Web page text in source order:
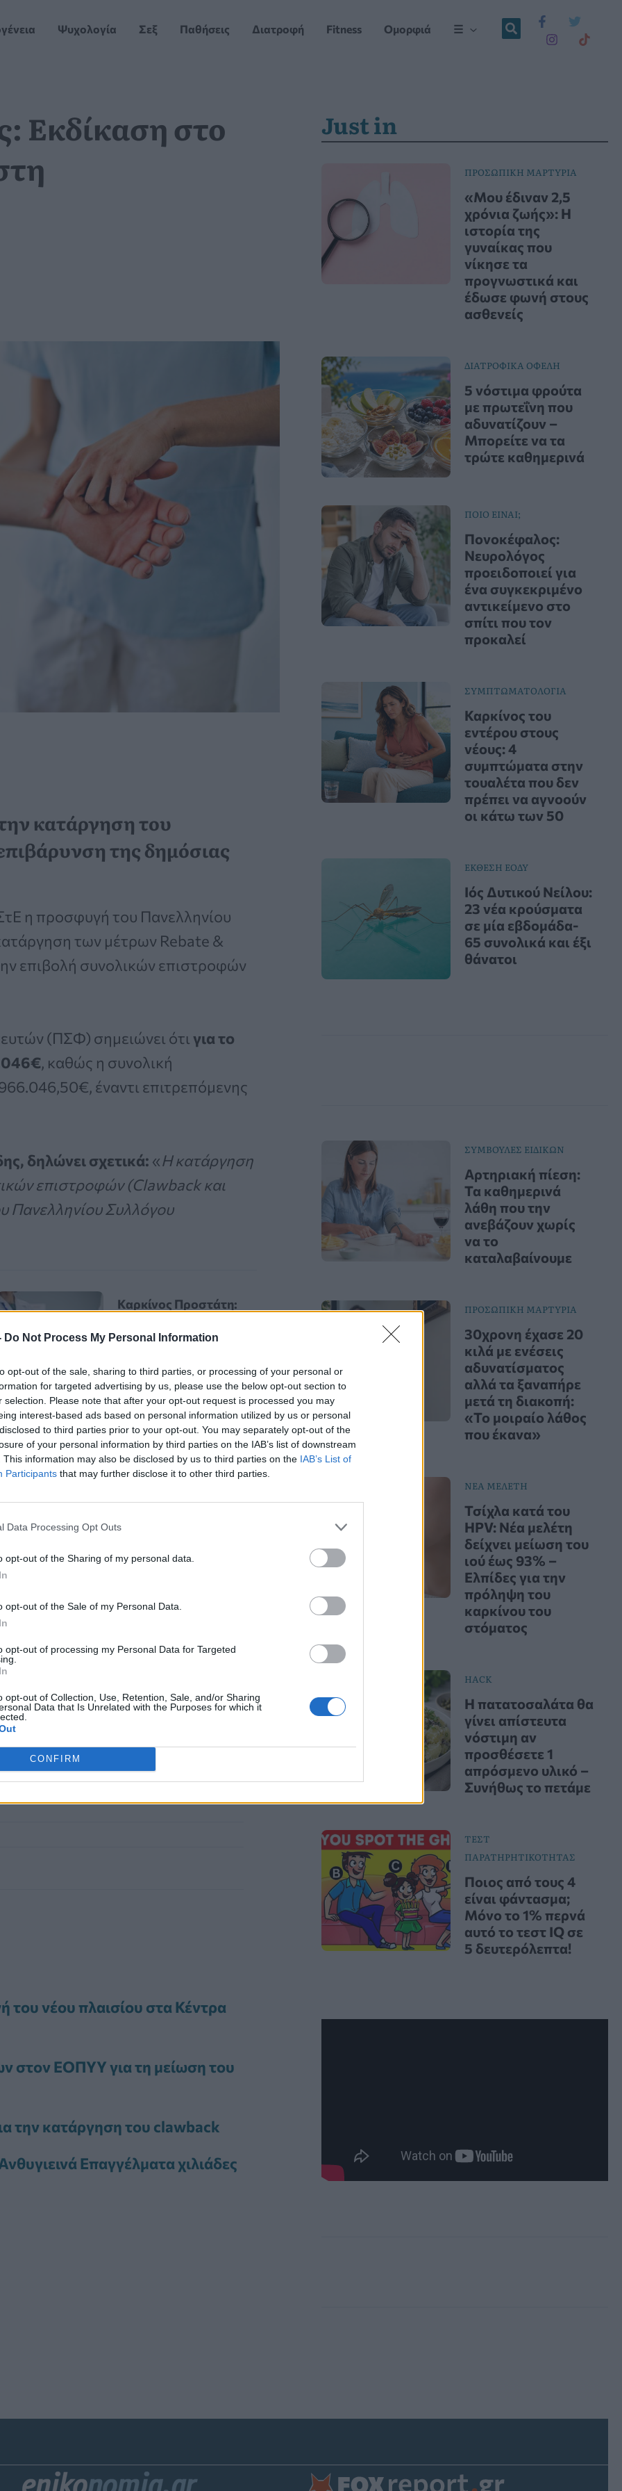
Do Not Process My Personal Information
opt-out of the sale, sharing to third parties, or processing of your personal or
for targeted advertising by us, please use the below opt-out section to
selection. Please note that after your opt-out request is processed you may
interest-based ads based on personal information utilized by us or personal
to third parties prior to your opt-out. You may separately opt-out of the
of your personal information by third parties on the IAB’s list of downstream
This information may also be disclosed by us to third parties on the IAB’s List of
Participants that may further disclose it to other third parties.
Data Processing Opt Outs
opt-out of the Sharing of my personal data.
opt-out of the Sale of my Personal Data.
opt-out of processing my Personal Data for Targeted
opt-out of Collection, Use, Retention, Sale, and/or Sharing
Data that Is Unrelated with the Purposes for which it
CONFIRM
Ψυχολογία Σεξ Παθήσεις Διατροφή Fitness Ομορφιά ☰
Εκδίκαση στο
κατάργηση του
της δημόσιας
η προσφυγή του Πανελληνίου
των μέτρων Rebate &
επιβολή συνολικών επιστροφών
(ΠΣΦ) σημειώνει ότιγια το
, καθώς η συνολική
έναντι επιτρεπόμενης
δηλώνει σχετικά: «Η κατάργηση
επιστροφών (Clawback και
Πανελληνίου Συλλόγου
Καρκίνος Προστάτη:
Επεμβατική Εστιακή
στους πολίτες, 1.981.605
κλάδος που παρέχει υπηρεσίες
αυτά και έχοντας αποδείξει
αξία της Φυσικοθεραπείας στο
ποσά επιστροφών, από έναν
καμία άλλη ευρωπαϊκή χώρα, αλλά
επίπεδο».
Φυσικοθεραπείας και η Ευρωπαϊκή
τους «για δίκαιη
του νέου πλαισίου στα Κέντρα
στον ΕΟΠΥΥ για τη μείωση του
την κατάργηση του clawback
Επαγγέλματα χιλιάδες
Just in
ΠΡΟΣΩΠΙΚΗ ΜΑΡΤΥΡΙΑ
«Μου έδιναν 2,5
χρόνια ζωής»: Η
ιστορία της
γυναίκας που
νίκησε τα
προγνωστικά και
έδωσε φωνή στους
ασθενείς
ΔΙΑΤΡΟΦΙΚΑ ΟΦΕΛΗ
5 νόστιμα φρούτα
με πρωτεΐνη που
αδυνατίζουν –
Μπορείτε να τα
τρώτε καθημερινά
ΠΟΙΟ ΕΙΝΑΙ;
Πονοκέφαλος:
Νευρολόγος
προειδοποιεί για
ένα συγκεκριμένο
αντικείμενο στο
σπίτι που τον
προκαλεί
ΣΥΜΠΤΩΜΑΤΟΛΟΓΙΑ
Καρκίνος του
εντέρου στους
νέους: 4
συμπτώματα στην
τουαλέτα που δεν
πρέπει να αγνοούν
οι κάτω των 50
ΕΚΘΕΣΗ ΕΟΔΥ
Ιός Δυτικού Νείλου:
23 νέα κρούσματα
σε μία εβδομάδα-
65 συνολικά και έξι
θάνατοι
ΣΥΜΒΟΥΛΕΣ ΕΙΔΙΚΩΝ
Αρτηριακή πίεση:
Τα καθημερινά
λάθη που την
ανεβάζουν χωρίς
να το
καταλαβαίνουμε
ΠΡΟΣΩΠΙΚΗ ΜΑΡΤΥΡΙΑ
30χρονη έχασε 20
κιλά με ενέσεις
αδυνατίσματος
αλλά τα ξαναπήρε
μετά τη διακοπή:
«Το μοιραίο λάθος
που έκανα»
ΝΕΑ ΜΕΛΕΤΗ
Τσίχλα κατά του
HPV: Νέα μελέτη
δείχνει μείωση του
ιού έως 93% –
Ελπίδες για την
πρόληψη του
καρκίνου του
στόματος
HACK
Η πατατοσαλάτα θα
γίνει απίστευτα
νόστιμη αν
προσθέσετε 1
απρόσμενο υλικό –
Συνήθως το πετάμε
ΤΕΣΤ
ΠΑΡΑΤΗΡΗΤΙΚΟΤΗΤΑΣ
Ποιος από τους 4
είναι φάντασμα;
Μόνο το 1% περνά
αυτό το τεστ IQ σε
5 δευτερόλεπτα!